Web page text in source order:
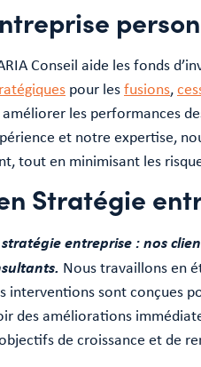
Conseil aide les fonds
pour lesfusions,
les performances
et notre expertise,
tout en minimisant les
Stratégie
entreprise : nos
Nous travaillons en
interventions sont
des améliorations
de croissance et de